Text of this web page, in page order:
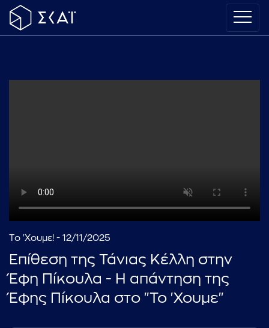
Το 'Χουμε! - 12/11/2025
Επίθεση της Τάνιας Κέλλη στην
Έφη Πίκουλα - Η απάντηση της
Έφης Πίκουλα στο "Το 'Χουμε"